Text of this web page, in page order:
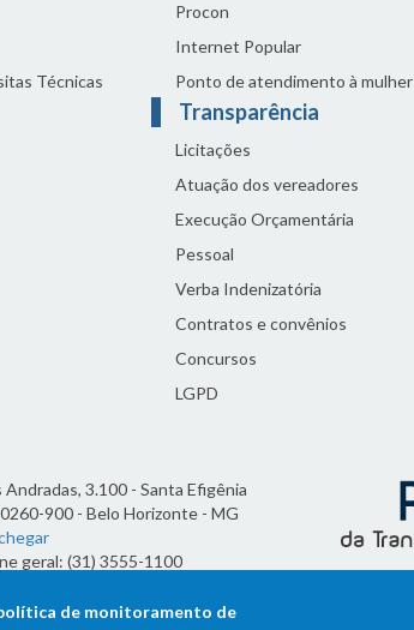
Técnicas
Procon
Internet Popular
Ponto de atendimento à mulher
Transparência
Licitações
Atuação dos vereadores
Execução Orçamentária
Pessoal
Verba Indenizatória
Contratos e convênios
Concursos
LGPD
Andradas, 3.100 - Santa Efigênia
900 - Belo Horizonte - MG
geral: (31) 3555-1100
de monitoramento de